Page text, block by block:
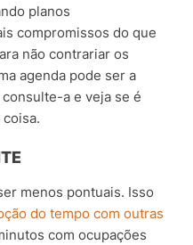
planos
compromissos do que
não contrariar os
agenda pode ser a
a e veja se é
menos pontuais. Isso
do tempo com outras
com ocupações